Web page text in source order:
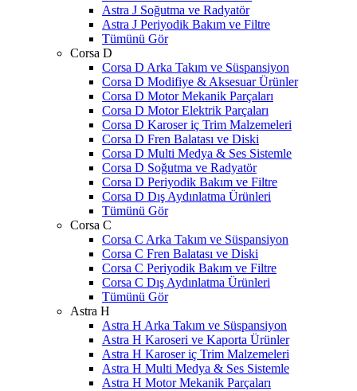
Astra J Soğutma ve Radyatör
Astra J Periyodik Bakım ve Filtre
Tümünü Gör
Corsa D
Corsa D Arka Takım ve Süspansiyon
Corsa D Modifiye & Aksesuar Ürünler
Corsa D Motor Mekanik Parçaları
Corsa D Motor Elektrik Parçaları
Corsa D Karoser iç Trim Malzemeleri
Corsa D Fren Balatası ve Diski
Corsa D Multi Medya & Ses Sistemle
Corsa D Soğutma ve Radyatör
Corsa D Periyodik Bakım ve Filtre
Corsa D Dış Aydınlatma Ürünleri
Tümünü Gör
Corsa C
Corsa C Arka Takım ve Süspansiyon
Corsa C Fren Balatası ve Diski
Corsa C Periyodik Bakım ve Filtre
Corsa C Dış Aydınlatma Ürünleri
Tümünü Gör
Astra H
Astra H Arka Takım ve Süspansiyon
Astra H Karoseri ve Kaporta Ürünler
Astra H Karoser iç Trim Malzemeleri
Astra H Multi Medya & Ses Sistemle
Astra H Motor Mekanik Parçaları